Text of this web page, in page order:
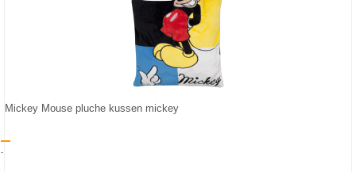
Mickey Mouse pluche kussen mickey
-